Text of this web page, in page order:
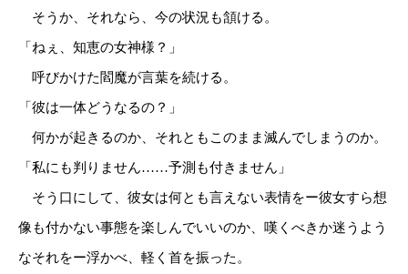
そうか、それなら、今の状況も頷ける。
「ねぇ、知恵の女神様？」
呼びかけた閻魔が言葉を続ける。
「彼は一体どうなるの？」
何かが起きるのか、それともこのまま滅んでしまうのか。
「私にも判りません……予測も付きません」
そう口にして、彼女は何とも言えない表情をー彼女すら想
像も付かない事態を楽しんでいいのか、嘆くべきか迷うよう
なそれをー浮かべ、軽く首を振った。